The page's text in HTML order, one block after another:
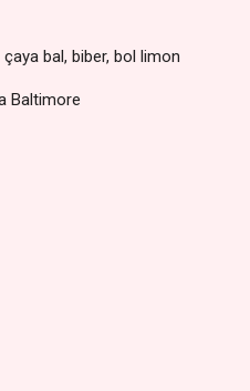
bal, biber, bol limon
Baltimore